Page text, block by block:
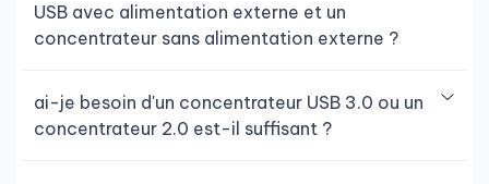
USB avec alimentation externe et un
concentrateur sans alimentation externe ?
ai-je besoin d'un concentrateur USB 3.0 ou un
concentrateur 2.0 est-il suffisant ?